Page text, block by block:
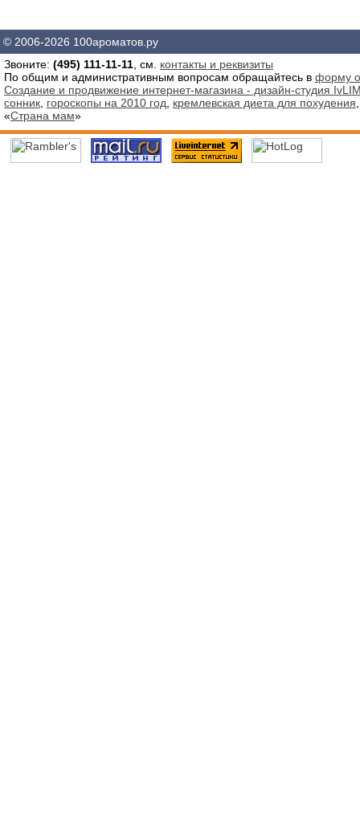
© 2006-2026 100ароматов.ру
Звоните: (495) 111-11-11 , см. контакты и реквизиты
По общим и административным вопросам обращайтесь в форму
Создание и продвижение интернет-магазина - дизайн-студия
сонник гороскопы на 2010 год кремлевская диета для похудения
«Страна мам»